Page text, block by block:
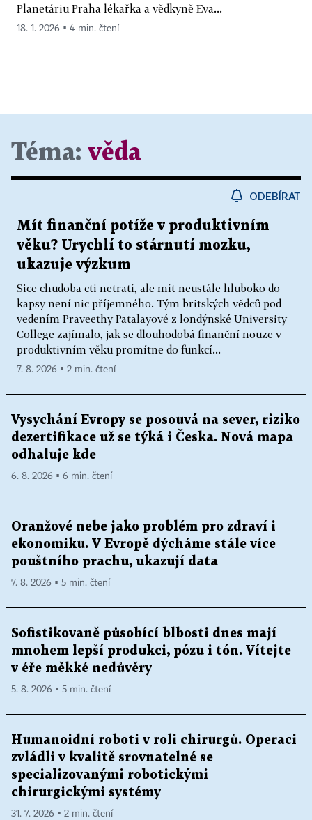
Planetáriu Praha lékařka a vědkyně Eva...
18. 1. 2026 ▪ 4 min. čtení
Téma: věda
ODEBÍRAT
Mít finanční potíže v produktivním
věku? Urychlí to stárnutí mozku,
ukazuje výzkum
Sice chudoba cti netratí, ale mít neustále hluboko do
kapsy není nic příjemného. Tým britských vědců pod
vedením Praveethy Patalayové z londýnské University
College zajímalo, jak se dlouhodobá finanční nouze v
produktivním věku promítne do funkcí...
7. 8. 2026 ▪ 2 min. čtení
Vysychání Evropy se posouvá na sever, riziko
dezertifikace už se týká i Česka. Nová mapa
odhaluje kde
6. 8. 2026 ▪ 6 min. čtení
Oranžové nebe jako problém pro zdraví i
ekonomiku. V Evropě dýcháme stále více
pouštního prachu, ukazují data
7. 8. 2026 ▪ 5 min. čtení
Sofistikovaně působící blbosti dnes mají
mnohem lepší produkci, pózu i tón. Vítejte
v éře měkké nedůvěry
5. 8. 2026 ▪ 5 min. čtení
Humanoidní roboti v roli chirurgů. Operaci
zvládli v kvalitě srovnatelné se
specializovanými robotickými
chirurgickými systémy
31. 7. 2026 ▪ 2 min. čtení